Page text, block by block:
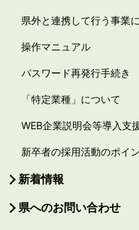
県外と連携して行う事業
操作マニュアル
パスワード再発行手続き
「特定業種」について
WEB企業説明会等導入支
新卒者の採用活動のポイ
新着情報
県へのお問い合わせ